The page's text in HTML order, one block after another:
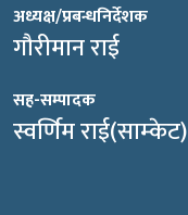
अध्यक्ष/प्रबन्धनिर्देशक
गौरीमान राई
सह-सम्पादक
स्वर्णिम राई(साम्केट)